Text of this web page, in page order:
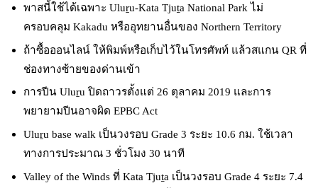
พาสนี้ใช้ได้เฉพาะ Uluṟu-Kata Tjuṯa National Park ไม่
ครอบคลุม Kakadu หรืออุทยานอื่นของ Northern Territory
ถ้าซื้อออนไลน์ ให้พิมพ์หรือเก็บไว้ในโทรศัพท์ แล้วสแกน QR ที่
ช่องทางซ้ายของด่านเข้า
การปีน Uluṟu ปิดถาวรตั้งแต่ 26 ตุลาคม 2019 และการ
พยายามปีนอาจผิด EPBC Act
Uluṟu base walk เป็นวงรอบ Grade 3 ระยะ 10.6 กม. ใช้เวลา
ทางการประมาณ 3 ชั่วโมง 30 นาที
Valley of the Winds ที่ Kata Tjuṯa เป็นวงรอบ Grade 4 ระยะ 7.4